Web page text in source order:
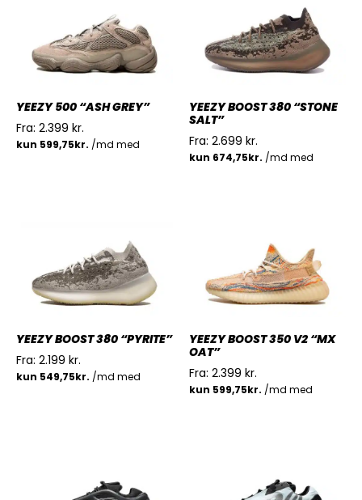
YEEZY 500 “ASH GREY”
Fra: 2.399 kr.
YEEZY BOOST 380 “STONE
SALT”
Fra: 2.699 kr.
YEEZY BOOST 380 “PYRITE”
Fra: 2.199 kr.
YEEZY BOOST 350 V2 “MX
OAT”
Fra: 2.399 kr.